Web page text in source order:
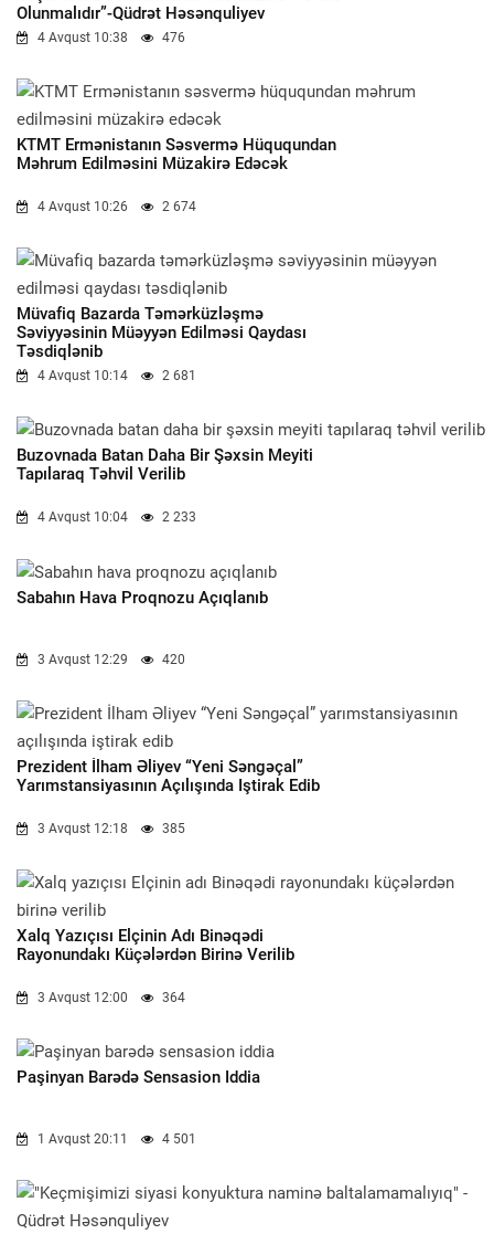
Olunmalıdır”-Qüdrət Həsənquliyev
4 Avqust 10:38 476
KTMT Ermənistanın Səsvermə Hüququndan
Məhrum Edilməsini Müzakirə Edəcək
4 Avqust 10:26 2 674
Müvafiq Bazarda Təmərküzləşmə
Səviyyəsinin Müəyyən Edilməsi Qaydası
Təsdiqlənib
4 Avqust 10:14 2 681
Buzovnada Batan Daha Bir Şəxsin Meyiti
Tapılaraq Təhvil Verilib
4 Avqust 10:04 2 233
Sabahın Hava Proqnozu Açıqlanıb
3 Avqust 12:29 420
Prezident İlham Əliyev “Yeni Səngəçal”
Yarımstansiyasının Açılışında Iştirak Edib
3 Avqust 12:18 385
Xalq Yazıçısı Elçinin Adı Binəqədi
Rayonundakı Küçələrdən Birinə Verilib
3 Avqust 12:00 364
Paşinyan Barədə Sensasion Iddia
1 Avqust 20:11 4 501